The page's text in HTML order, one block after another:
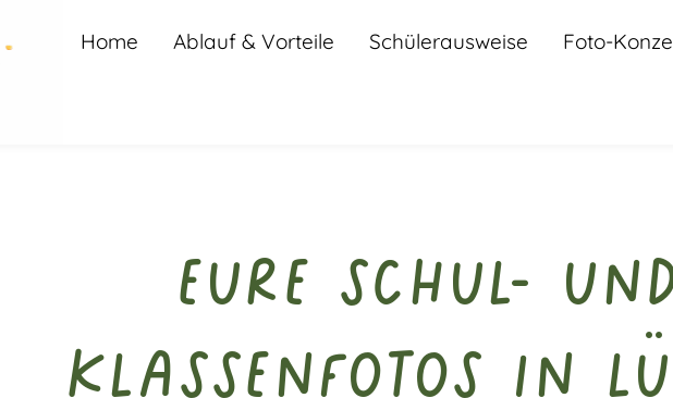
Home Ablauf & Vorteile Schülerausweise Foto-
Eure Schul-
Klassenfotos in